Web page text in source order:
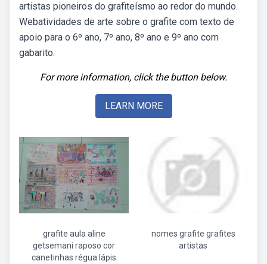
artistas pioneiros do grafiteísmo ao redor do mundo.
Webatividades de arte sobre o grafite com texto de
apoio para o 6º ano, 7º ano, 8º ano e 9º ano com
gabarito.
For more information, click the button below.
LEARN MORE
grafite aula aline
getsemani raposo cor
canetinhas régua lápis
nomes grafite grafites
artistas